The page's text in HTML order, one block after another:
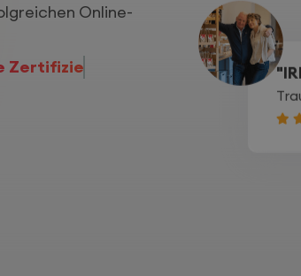
Online-
Zertifizierungen!